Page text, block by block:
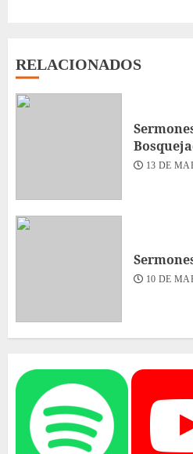
RELACIONADOS
13 DE
10 DE